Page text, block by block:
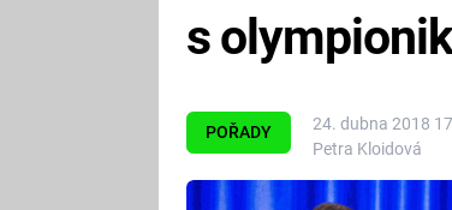
POŘADY
24. dubna 2018
Petra Kloidová
s